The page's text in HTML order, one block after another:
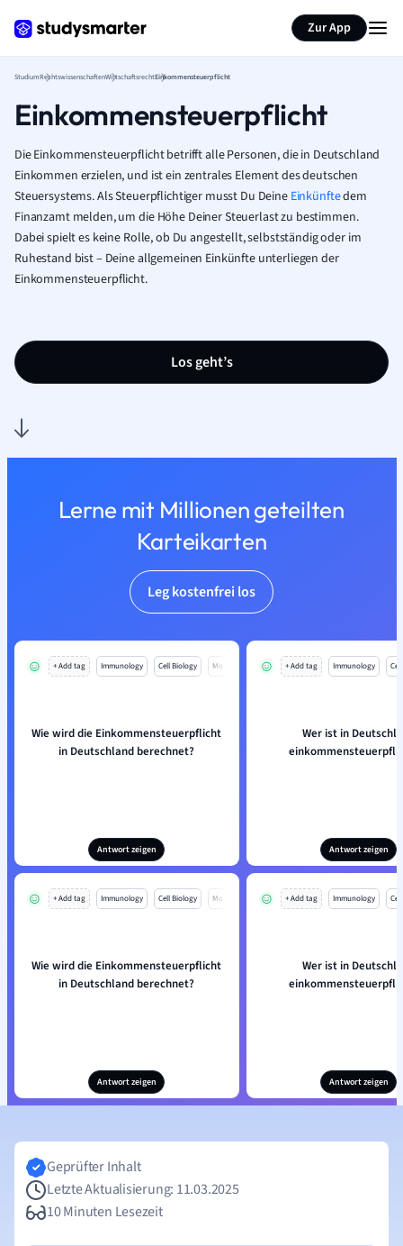
Zur App
StudiumRechtswissenschaftenWirtschaftsrechtEinkommensteuerpflicht
Einkommensteuerpflicht
Die Einkommensteuerpflicht betrifft alle Personen, die in Deutschland
Einkommen erzielen, und ist ein zentrales Element des deutschen
Steuersystems. Als Steuerpflichtiger musst Du Deine Einkünftedem
Finanzamt melden, um die Höhe Deiner Steuerlast zu bestimmen.
Dabei spielt es keine Rolle, ob Du angestellt, selbstständig oder im
Ruhestand bist – Deine allgemeinen Einkünfte unterliegen der
Einkommensteuerpflicht.
Los geht’s
Lerne mit Millionen geteilten
Karteikarten
Leg kostenfrei los
+ Add tag Immunology Cell Biology Mo
Wie wird die Einkommensteuerpflicht
in Deutschland berechnet?
Antwort zeigen
+ Add tag Immunology
Wer ist in
Antwort zeigen
+ Add tag Immunology Cell Biology Mo
Wie wird die Einkommensteuerpflicht
in Deutschland berechnet?
Antwort zeigen
+ Add tag Immunology
Wer ist in
Antwort zeigen
Geprüfter Inhalt
Letzte Aktualisierung: 11.03.2025
10 Minuten Lesezeit